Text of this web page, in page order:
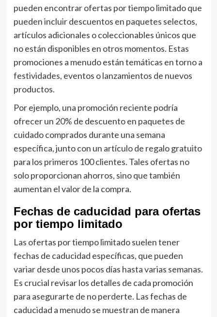
pueden encontrar ofertas por tiempo limitado que
pueden incluir descuentos en paquetes selectos,
artículos adicionales o coleccionables únicos que
no están disponibles en otros momentos. Estas
promociones a menudo están temáticas en torno a
festividades, eventos o lanzamientos de nuevos
productos.
Por ejemplo, una promoción reciente podría
ofrecer un 20% de descuento en paquetes de
cuidado comprados durante una semana
específica, junto con un artículo de regalo gratuito
para los primeros 100 clientes. Tales ofertas no
solo proporcionan ahorros, sino que también
aumentan el valor de la compra.
Fechas de caducidad para ofertas
por tiempo limitado
Las ofertas por tiempo limitado suelen tener
fechas de caducidad específicas, que pueden
variar desde unos pocos días hasta varias semanas.
Es crucial revisar los detalles de cada promoción
para asegurarte de no perderte. Las fechas de
caducidad a menudo se muestran de manera